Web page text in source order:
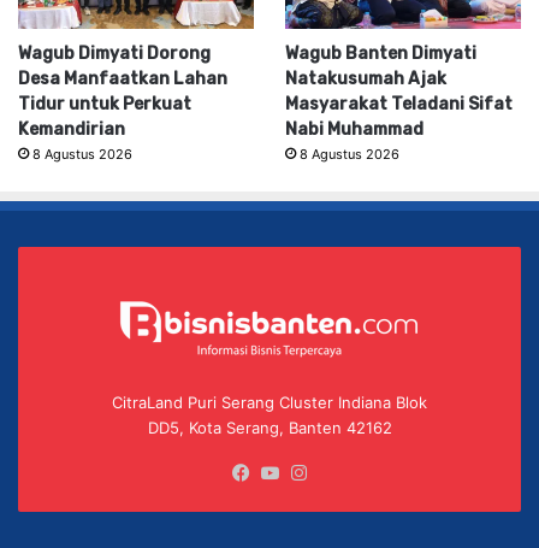
Wagub Dimyati Dorong
Desa Manfaatkan Lahan
Tidur untuk Perkuat
Kemandirian
8 Agustus 2026
Wagub Banten Dimyati
Natakusumah Ajak
Masyarakat Teladani Sifat
Nabi Muhammad
8 Agustus 2026
CitraLand Puri Serang Cluster Indiana Blok
DD5, Kota Serang, Banten 42162
Facebook
YouTube